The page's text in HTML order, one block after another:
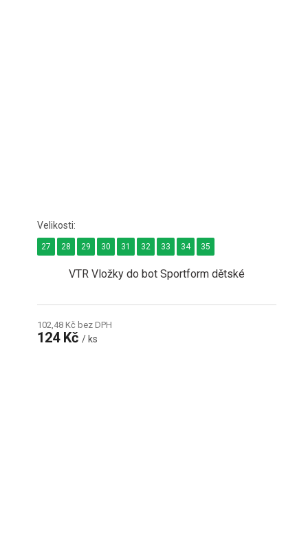
VTR Vložky do bot Sportform dětské
102,48 Kč bez DPH
124 Kč/ ks
27 28 29 30 31 32 33 34 35